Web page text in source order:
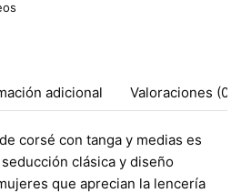
adicional Valoraciones (0)
corsé con tanga y medias es
clásica y diseño
que aprecian la lencería